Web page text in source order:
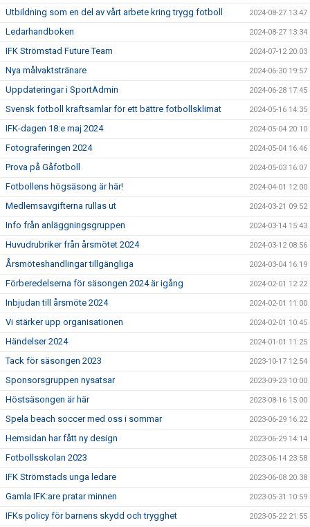
Utbildning som en del av vårt arbete kring trygg fotboll 2024-08-27 13:47
Ledarhandboken 2024-08-27 13:34
IFK Strömstad Future Team 2024-07-12 20:03
Nya målvaktstränare 2024-06-30 19:57
Uppdateringar i SportAdmin 2024-06-28 17:45
Svensk fotboll kraftsamlar för ett bättre fotbollsklimat 2024-05-16 14:35
IFK-dagen 18:e maj 2024 2024-05-04 20:10
Fotograferingen 2024 2024-05-04 16:46
Prova på Gåfotboll 2024-05-03 16:07
Fotbollens högsäsong är här! 2024-04-01 12:00
Medlemsavgifterna rullas ut 2024-03-21 09:52
Info från anläggningsgruppen 2024-03-14 15:43
Huvudrubriker från årsmötet 2024 2024-03-12 08:56
Årsmöteshandlingar tillgängliga 2024-03-04 16:19
Förberedelserna för säsongen 2024 är igång 2024-02-01 12:22
Inbjudan till årsmöte 2024 2024-02-01 11:00
Vi stärker upp organisationen 2024-02-01 10:45
Händelser 2024 2024-01-01 11:25
Tack för säsongen 2023 2023-10-17 12:54
Sponsorsgruppen nysatsar 2023-09-23 10:00
Höstsäsongen är här 2023-08-16 15:00
Spela beach soccer med oss i sommar 2023-06-29 16:22
Hemsidan har fått ny design 2023-06-29 14:14
Fotbollsskolan 2023 2023-06-14 23:58
IFK Strömstads unga ledare 2023-06-08 20:38
Gamla IFK:are pratar minnen 2023-05-31 10:59
IFKs policy för barnens skydd och trygghet 2023-05-22 21:55